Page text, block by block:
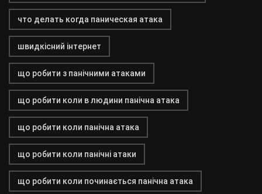
что делать когда паническая атака
швидкісний інтернет
що робити з панічними атаками
що робити коли в людини панічна атака
що робити коли панічна атака
що робити коли панічні атаки
що робити коли починається панічна атака